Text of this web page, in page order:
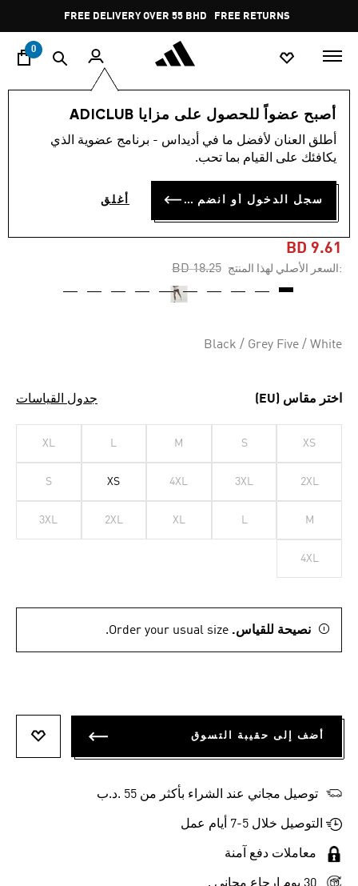
Pause
promotion
rotation
FREE DELIVERY OVER 55 BHD FREE RETURNS
0
أصبح عضواً للحصول على مزايا ADICLUB
أطلق العنان لأفضل ما في أديداس - برنامج عضوية الذي
يكافئك على القيام بما تحب.
سجل الدخول أو انضم الآن أغلق
الرجال ملابس
-45%
شورت ADI365 RUNNING
ESSENTIALS BRAND LOVE
BD 9.61
:السعر الأصلي لهذا المنتج Price reduced from
BD 18.25
to
Black / Grey Five / White
اختر مقاس (EU) جدول القياسات
XS
S
M
L
XL
2XL
3XL
4XL
XS
S
M
L
XL
2XL
3XL
4XL
نصيحة للقياس. Order your usual size.
أضف إلى حقيبة التسوق
توصيل مجاني عند الشراء بأكثر من 55 .د.ب‎
التوصيل خلال 5-7 أيام عمل
معاملات دفع آمنة